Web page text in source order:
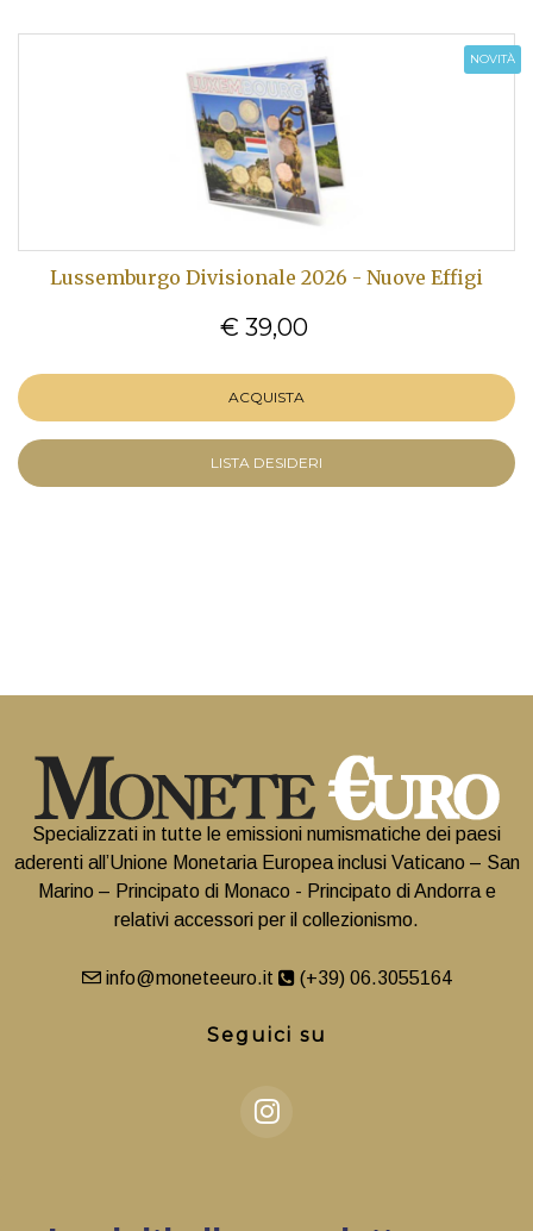
NOVITÀ
Lussemburgo Divisionale 2026 - Nuove Effigi
€ 39,00
ACQUISTA
LISTA DESIDERI
Specializzati in tutte le emissioni numismatiche dei paesi
aderenti all’Unione Monetaria Europea inclusi Vaticano – San
Marino – Principato di Monaco - Principato di Andorra e
relativi accessori per il collezionismo.
info@moneteeuro.it (+39) 06.3055164
Seguici su